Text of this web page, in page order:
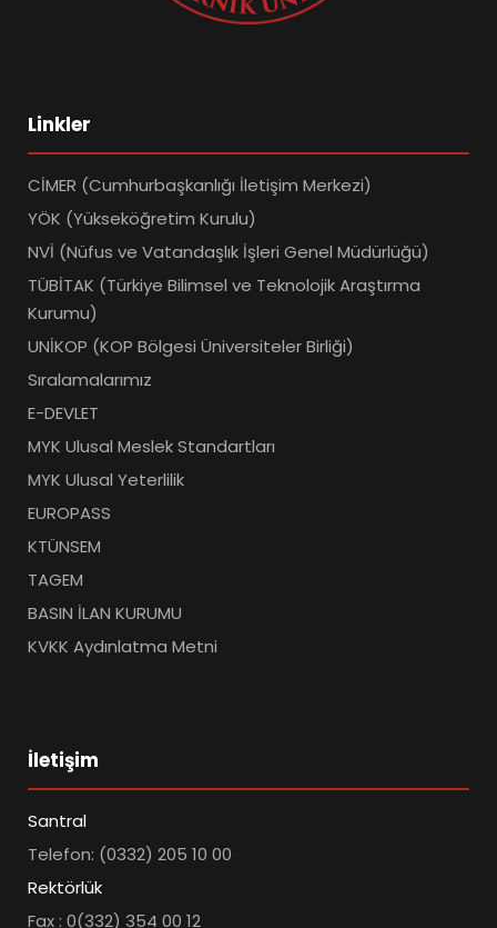
Linkler
CİMER (Cumhurbaşkanlığı İletişim Merkezi)
YÖK (Yükseköğretim Kurulu)
NVİ (Nüfus ve Vatandaşlık İşleri Genel Müdürlüğü)
TÜBİTAK (Türkiye Bilimsel ve Teknolojik Araştırma
Kurumu)
UNİKOP (KOP Bölgesi Üniversiteler Birliği)
Sıralamalarımız
E-DEVLET
MYK Ulusal Meslek Standartları
MYK Ulusal Yeterlilik
EUROPASS
KTÜNSEM
TAGEM
BASIN İLAN KURUMU
KVKK Aydınlatma Metni
İletişim
Santral
Telefon: (0332) 205 10 00
Rektörlük
Fax : 0(332) 354 00 12